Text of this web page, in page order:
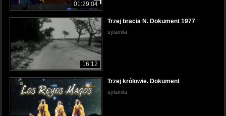
01:29:04
16:12
Trzej bracia N. Dokument 1977
sylamila
Trzej królowie. Dokument
sylamila